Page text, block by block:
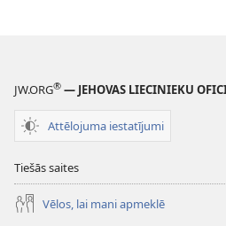
JW.ORG® — JEHOVAS LIECINIEKU
Attēlojuma iestatījumi
Tiešās saites
Vēlos, lai mani apmeklē